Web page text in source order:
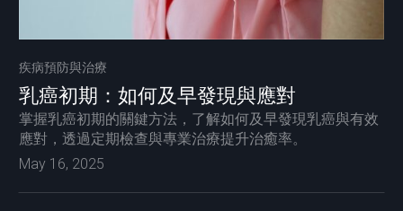
疾病預防與治療
乳癌初期：如何及早發現與應對
掌握乳癌初期的關鍵方法，了解如何及早發現乳癌與有效
應對，透過定期檢查與專業治療提升治癒率。
May 16, 2025